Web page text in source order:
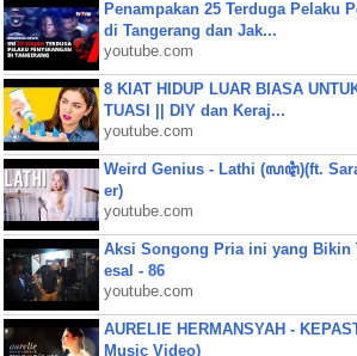
Penampakan 25 Terduga Pelaku
di Tangerang dan Jak...
youtube.com
8 KIAT HIDUP LUAR BIASA
TUASI || DIY dan Keraj...
youtube.com
Weird Genius - Lathi (ꦭꦛꦶ)(ft.
er)
youtube.com
Aksi Songong Pria ini yang Bikin
esal - 86
youtube.com
AURELIE HERMANSYAH -
Music Video)